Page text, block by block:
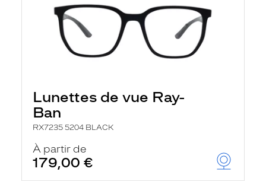
Lunettes de vue Ray-
Ban
RX7235 5204 BLACK
À partir de
179,00 €